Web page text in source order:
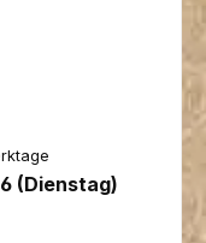
Sternen
(Dienstag)